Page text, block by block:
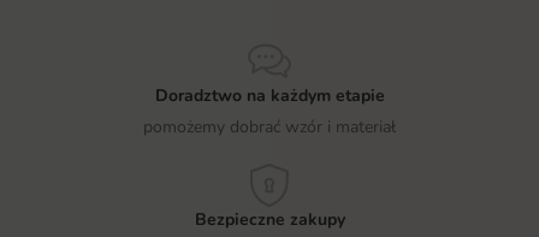
Doradztwo na każdym etapie
pomożemy dobrać wzór i materiał
Bezpieczne zakupy